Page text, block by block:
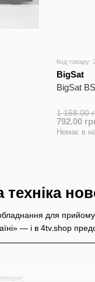
для
— і в 4tv.shop
технології для
дозволяють
комфортного та
Код товару:
BigSat
BigSat
1 168.00
792.00
Немає в